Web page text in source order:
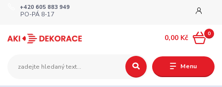
Menu
+420 605 883 949
PO-PÁ 8-17
0
0,00 Kč